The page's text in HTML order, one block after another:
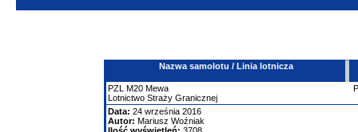
Nazwa samolotu / Linia lotnicza
PZL M20 Mewa
Lotnictwo Straży Granicznej
Data: 24 września 2016
Autor: Mariusz Woźniak